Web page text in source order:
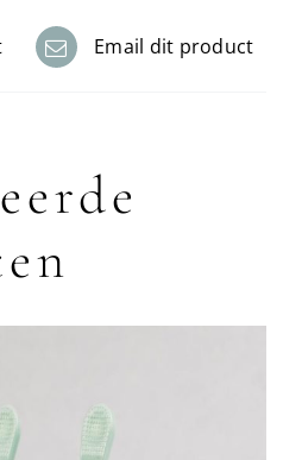
Email dit product